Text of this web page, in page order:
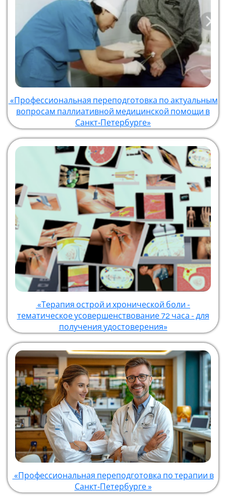
«Профессиональная переподготовка по актуальным
вопросам паллиативной медицинской помощи в
Санкт‑Петербурге»
«Терапия острой и хронической боли -
тематическое усовершенствование 72 часа - для
получения удостоверения»
«Профессиональная переподготовка по терапии в
Санкт‑Петербурге »